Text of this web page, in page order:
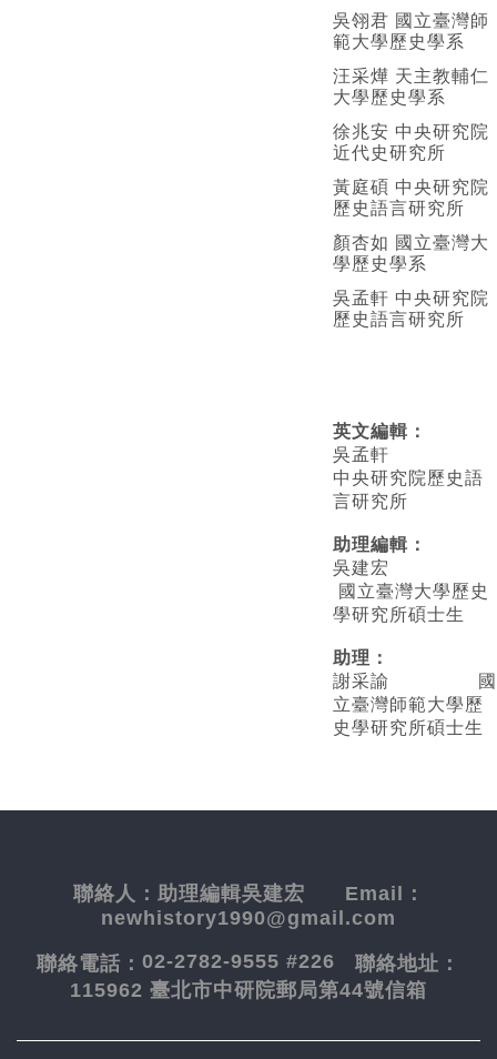
吳翎君 國立臺灣師
範大學歷史學系
汪采燁 天主教輔仁
大學歷史學系
徐兆安 中央研究院
近代史研究所
黃庭碩 中央研究院
歷史語言研究所
顏杏如 國立臺灣大
學歷史學系
吳孟軒 中央研究院
歷史語言研究所
英文編輯 ：
吳孟軒
中央研究院歷史語
言研究所
助理編輯：
吳建宏
國立臺灣大學歷史
學研究所碩士生
助理：
謝采諭
國
立臺灣師範大學歷
史學研究所碩士生
聯絡人： 助理編輯吳建宏 Email：
newhistory1990@gmail.com
聯絡電話： 02-2782-9555 #226 聯絡地址：
115962 臺北市中研院郵局第44號信箱